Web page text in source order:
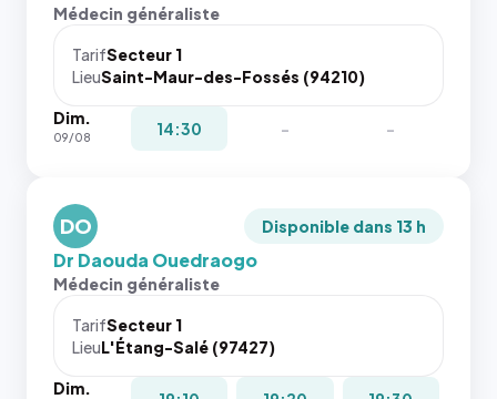
dans ce
cas. #}
navigateur
pas la
place, et
les trois
dernières
images de
l'annuaire
dans ce
cas. #}
Médecin généraliste
TarifSecteur 1
LieuSaint-Maur-des-Fossés (94210)
Dim.
09/08 14:30 - -
DO Disponible dans 13 h
Dr Daouda Ouedraogo
Médecin généraliste
TarifSecteur 1
LieuL'Étang-Salé (97427)
Dim.